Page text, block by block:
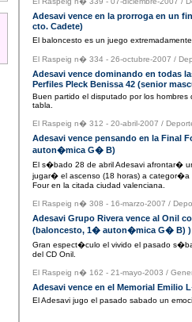
Adesavi vence en la prorroga en un
cto. Cadete)
El baloncesto es un juego
El Raspeig n� 334 - 26-octubre-2007 /
Adesavi vence dominando en todas
Perfiles Pleck Benissa 42 (senior
Buen partido el disputado por los
tabla.
El Raspeig n� 312 - 20-abril-2007 /
Adesavi vence pensando en la Final
auton�mica G� B)
El s�bado 28 de abril Adesavi afrontar�
jugar� el ascenso (18 horas) a categor�a
Four en la citada ciudad valenciana.
El Raspeig n� 308 - 16-marzo-2007 /
Adesavi Grupo Rivera vence al Onil
(baloncesto, 1� auton�mica G� B) )
Gran espect�culo el vivido el pasado
del CD Onil.
El Raspeig n� 162 - 21-mayo-2003 /
Adesavi vence en el Memorial Emilio
El Adesavi jugo el pasado sabado un